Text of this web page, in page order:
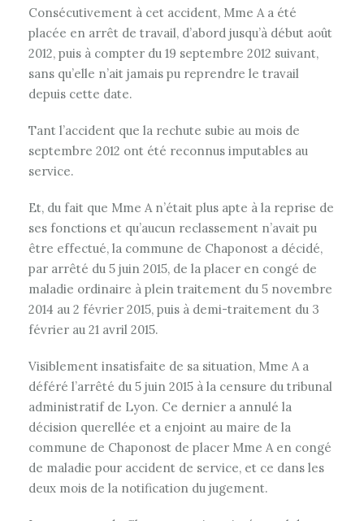
Consécutivement à cet accident, Mme A a été
placée en arrêt de travail, d’abord jusqu’à début août
2012, puis à compter du 19 septembre 2012 suivant,
sans qu’elle n’ait jamais pu reprendre le travail
depuis cette date.
Tant l’accident que la rechute subie au mois de
septembre 2012 ont été reconnus imputables au
service.
Et, du fait que Mme A n’était plus apte à la reprise de
ses fonctions et qu’aucun reclassement n’avait pu
être effectué, la commune de Chaponost a décidé,
par arrêté du 5 juin 2015, de la placer en congé de
maladie ordinaire à plein traitement du 5 novembre
2014 au 2 février 2015, puis à demi-traitement du 3
février au 21 avril 2015.
Visiblement insatisfaite de sa situation, Mme A a
déféré l’arrêté du 5 juin 2015 à la censure du tribunal
administratif de Lyon. Ce dernier a annulé la
décision querellée et a enjoint au maire de la
commune de Chaponost de placer Mme A en congé
de maladie pour accident de service, et ce dans les
deux mois de la notification du jugement.